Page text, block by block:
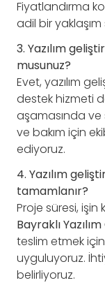
Fiyatlandırma
adil bir
3. Yazılım
musunuz?
Evet, yazılım
destek hizmeti
aşamasında
ve bakım için
ediyoruz.
4. Yazılım
tamamlanır?
Proje süresi,
Bayraklı
teslim etmek
uyguluyoruz.
belirliyoruz.